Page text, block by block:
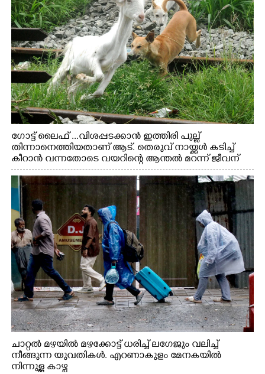
ഗോട്ട് ലൈഫ് ...വിശപ്പടക്കാൻ ഇത്തിരി പുല്ല്
തിന്നാനെത്തിയതാണ് ആട്. തെരുവ് നായ്ക്കൾ കടിച്ച്
കീറാൻ വന്നതോടെ വയറിന്റെ ആന്തൽ മറന്ന് ജീവന്
വേണ്ടിയായി ഓട്ടം. എറണാകുളം വാത്തുരുത്തിയിൽ
നിന്നുള്ള കാഴ്ച
ചാറ്റൽ മഴയിൽ മഴക്കോട്ട് ധരിച്ച് ലഗേജും വലിച്ച്
നീങ്ങുന്ന യുവതികൾ. എറണാകുളം മേനകയിൽ
നിന്നുള്ള കാഴ്ച